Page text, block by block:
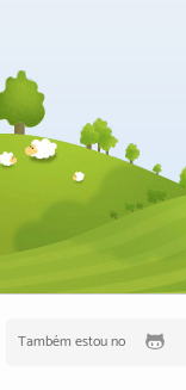
Também estou no